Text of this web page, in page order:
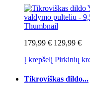
179,99 € 129,99 €
Į krepšelį Pirkinių
Tikroviškas dildo...